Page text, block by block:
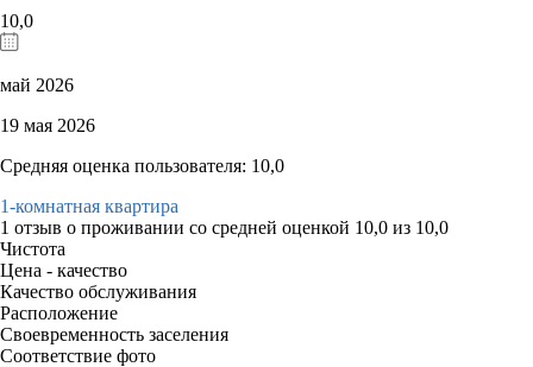
10,0
май 2026
19 мая 2026
Средняя оценка пользователя: 10,0
1-комнатная квартира
1 отзыв о проживании со средней оценкой 10,0 из 10,0
Чистота
Цена - качество
Качество обслуживания
Расположение
Своевременность заселения
Соответствие фото